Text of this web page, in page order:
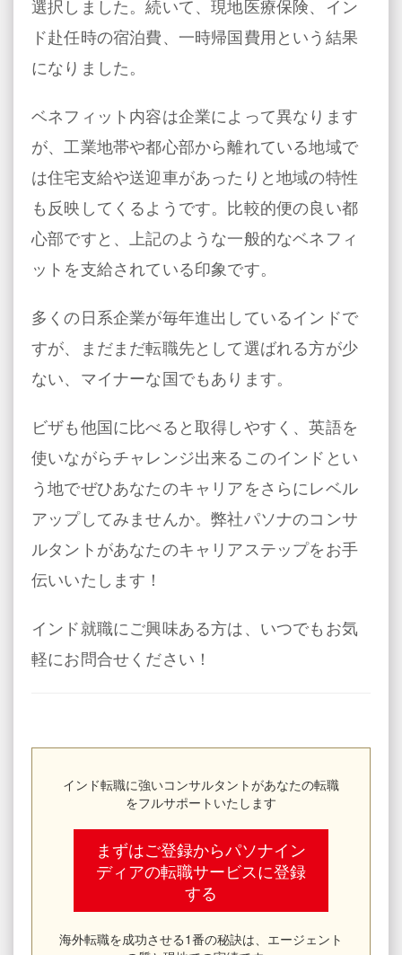
選択しました。続いて、現地医療保険、イン
ド赴任時の宿泊費、一時帰国費用という結果
になりました。
ベネフィット内容は企業によって異なります
が、工業地帯や都心部から離れている地域で
は住宅支給や送迎車があったりと地域の特性
も反映してくるようです。比較的便の良い都
心部ですと、上記のような一般的なベネフィ
ットを支給されている印象です。
多くの日系企業が毎年進出しているインドで
すが、まだまだ転職先として選ばれる方が少
ない、マイナーな国でもあります。
ビザも他国に比べると取得しやすく、英語を
使いながらチャレンジ出来るこのインドとい
う地でぜひあなたのキャリアをさらにレベル
アップしてみませんか。弊社パソナのコンサ
ルタントがあなたのキャリアステップをお手
伝いいたします！
インド就職にご興味ある方は、いつでもお気
軽にお問合せください！
インド転職に強いコンサルタントがあなたの転職
をフルサポートいたします
まずはご登録からパソナイン
ディアの転職サービスに登録
する
海外転職を成功させる1番の秘訣は、エージェント